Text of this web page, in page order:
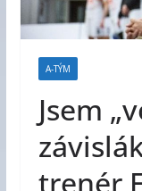
A-TÝM
Jsem
trenér